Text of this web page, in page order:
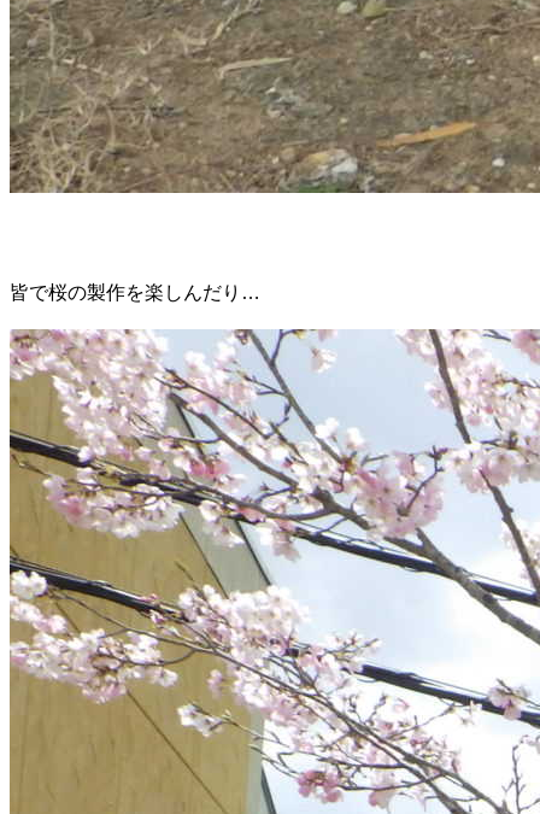
皆で桜の製作を楽しんだり…